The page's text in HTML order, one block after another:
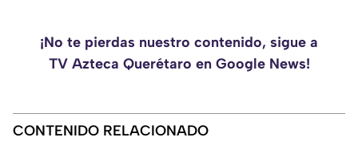
¡No te pierdas nuestro contenido, sigue a
TV Azteca Querétaro en Google News!
CONTENIDO RELACIONADO